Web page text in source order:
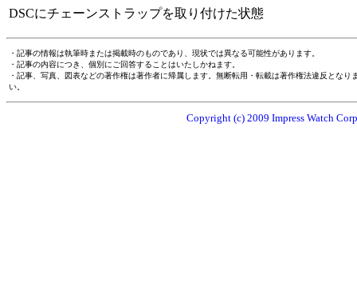
DSCにチェーンストラップを取り付けた状態
・記事の情報は執筆時または掲載時のものであり、現状では異なる可能性があります。
・記事の内容につき、個別にご回答することはいたしかねます。
・記事、写真、図表などの著作権は著作者に帰属します。無断転用・転載は著作権法違反とな
い。
Copyright (c) 2009 Impress Watch